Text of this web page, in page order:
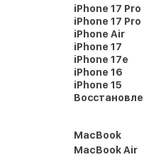
iPhone 17 Pro
iPhone 17 Pro
iPhone Air
iPhone 17
iPhone 17e
iPhone 16
iPhone 15
MacBook
MacBook Air